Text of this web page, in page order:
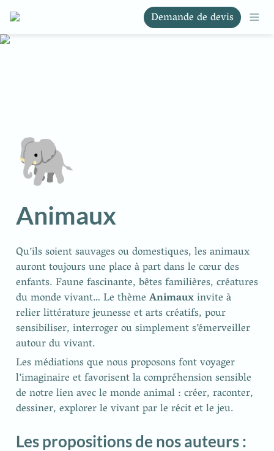
Demande de devis
🐘
Animaux
Qu’ils soient sauvages ou domestiques, les animaux
auront toujours une place à part dans le cœur des
enfants. Faune fascinante, bêtes familières, créatures
du monde vivant… Le thème Animaux invite à
relier littérature jeunesse et arts créatifs, pour
sensibiliser, interroger ou simplement s’émerveiller
autour du vivant.
Les médiations que nous proposons font voyager
l’imaginaire et favorisent la compréhension sensible
de notre lien avec le monde animal : créer, raconter,
dessiner, explorer le vivant par le récit et le jeu.
Les propositions de nos auteurs :